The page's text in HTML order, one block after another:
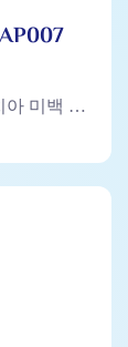
아 미백 성
유발하지